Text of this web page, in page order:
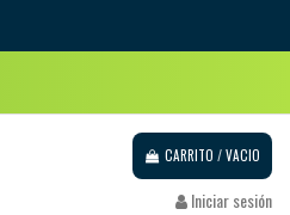
CARRITO /VACIO
Iniciar sesión